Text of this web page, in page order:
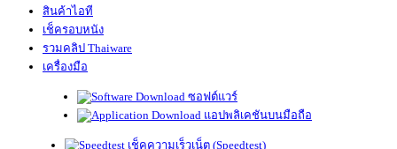
สินค้าไอที
เช็ครอบหนัง
รวมคลิป Thaiware
เครื่องมือ
ซอฟต์แวร์
แอปพลิเคชันบนมือถือ
เช็คความเร็วเน็ต (Speedtest)